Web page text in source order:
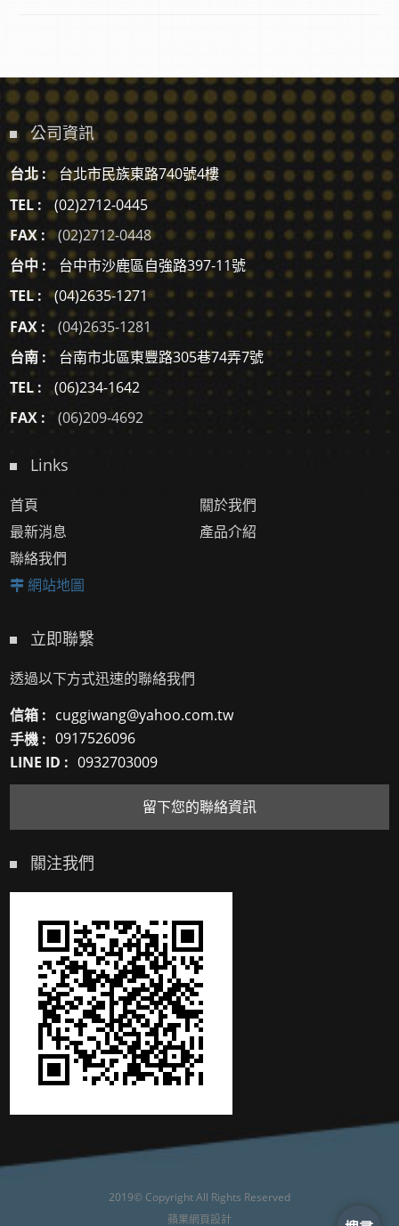
公司資訊
台北 : 台北市民族東路740號4樓
TEL :
(02)2712-0445
FAX : (02)2712-0448
台中 :
台中市沙鹿區自強路397-11號
TEL :
(04)2635-1271
FAX :
(04)2635-1281
台南 :
台南市北區東豐路305巷74弄7號
TEL :
(06)234-1642
FAX :
(06)209-4692
Links
首頁
關於我們
最新消息
產品介紹
聯絡我們
網站地圖
立即聯繫
透過以下方式迅速的聯絡我們
信箱 : cuggiwang@yahoo.com.tw
手機 : 0917526096
LINE ID : 0932703009
留下您的聯絡資訊
關注我們
2019© Copyright All Rights Reserved
蘋果網頁設計